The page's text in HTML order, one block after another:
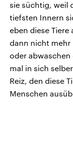
sie süchtig, weil
tiefsten Innern
eben diese Tiere
dann nicht mehr
oder
mal in sich
Reiz, den diese
Menschen